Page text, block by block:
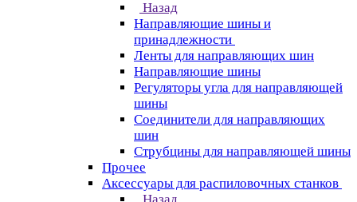
Назад
Направляющие шины и
принадлежности
Ленты для направляющих шин
Направляющие шины
Регуляторы угла для направляющей
шины
Соединители для направляющих
шин
Струбцины для направляющей шины
Прочее
Аксессуары для распиловочных станков